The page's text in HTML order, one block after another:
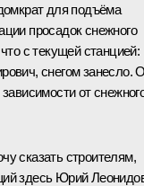
для подъёма
просадок снежного
с текущей станцией:
снегом занесло.
от
сказать строителям,
здесь Юрий